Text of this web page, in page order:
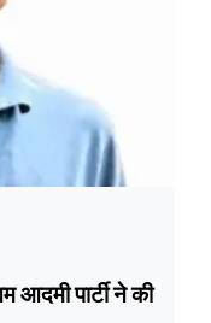
आदमी पार्टी ने की